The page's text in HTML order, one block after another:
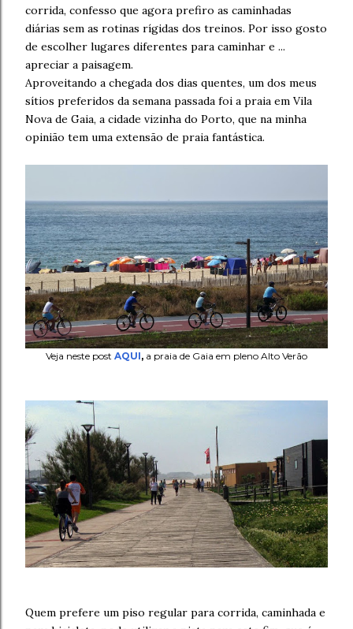
corrida, confesso que agora prefiro as caminhadas
diárias sem as rotinas rígidas dos treinos. Por isso gosto
de escolher lugares diferentes para caminhar e ...
apreciar a paisagem.
Aproveitando a chegada dos dias quentes, um dos meus
sítios preferidos da semana passada foi a praia em Vila
Nova de Gaia, a cidade vizinha do Porto, que na minha
opinião tem uma extensão de praia fantástica.
Veja neste post AQUI, a praia de Gaia em pleno Alto Verão
Quem prefere um piso regular para corrida, caminhada e